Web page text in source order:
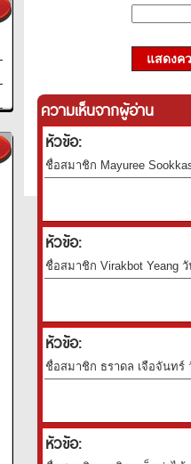
แสดงค
ความเห็นจากผู้อ่าน
หัวข้อ:
ชื่อสมาชิก Mayuree
หัวข้อ:
ชื่อสมาชิก Virakbot Yeang
หัวข้อ:
ชื่อสมาชิก ธราดล เจือจันทร์
หัวข้อ: